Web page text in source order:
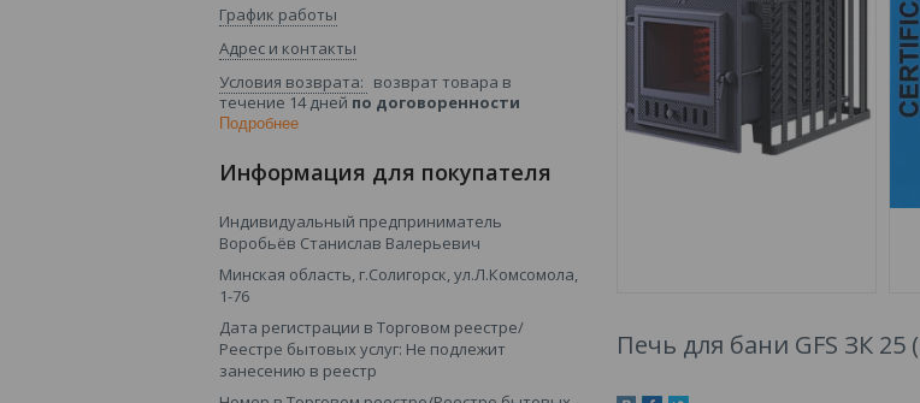
Печь для бани GFS ЗК 25
График работы
Адрес и контакты
возврат товара в
течение 14 дней по договоренности
Подробнее
Информация для покупателя
Индивидуальный предприниматель
Воробьёв Станислав Валерьевич
Минская область, г.Солигорск, ул.Л.Комсомола,
1-76
Дата регистрации в Торговом реестре/
Реестре бытовых услуг: Не подлежит
занесению в реестр